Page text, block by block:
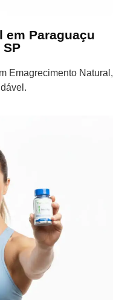
em Paraguaçu
SP
Emagrecimento Natural,